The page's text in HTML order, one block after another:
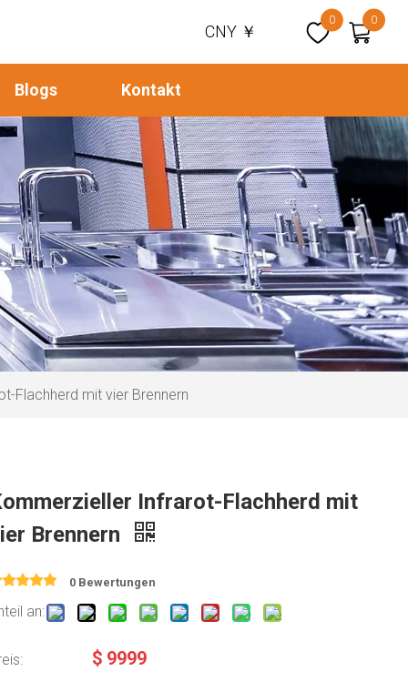
CNY ￥
0 0
Blogs Kontakt
Flachherd mit vier Brennern
Infrarot-Flachherd mit
Brennern
0 Bewertungen
an:
$ 9999